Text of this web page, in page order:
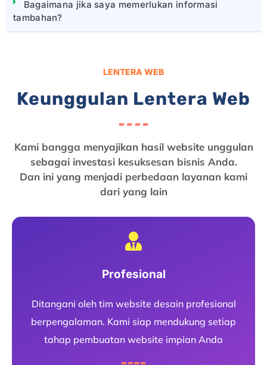
Bagaimana jika saya memerlukan informasi
tambahan?
LENTERA WEB
Keunggulan Lentera Web
Kami bangga menyajikan hasil website unggulan
sebagai investasi kesuksesan bisnis Anda.
Dan ini yang menjadi perbedaan layanan kami
dari yang lain
Profesional
Ditangani oleh tim website desain profesional
berpengalaman. Kami siap mendukung setiap
tahap pembuatan website impian Anda